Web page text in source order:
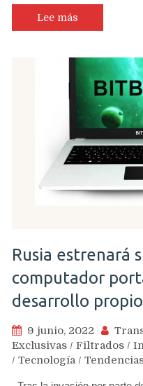
Lee más
Rusia estrenará
computador
desarrollo propio
9 junio, 2022
Exclusivas / Filtrados /
/ Tecnología /